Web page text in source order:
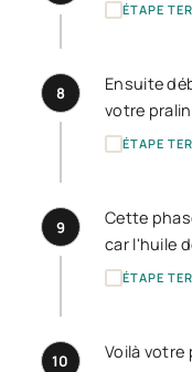
ÉTAPE
8
Ensuite
votre
ÉTAPE
9
Cette
car l'huile
ÉTAPE
10 Voilà votre